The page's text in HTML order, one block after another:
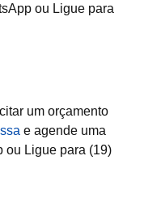
ou Ligue para
um orçamento
e agende uma
ou Ligue para (19)